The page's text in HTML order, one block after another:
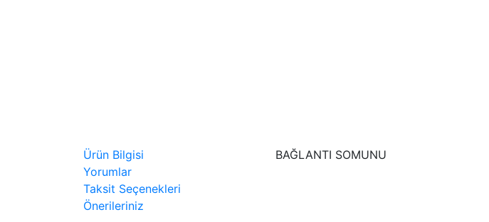
Ürün Bilgisi
Yorumlar
Taksit Seçenekleri
Önerileriniz
BAĞLANTI SOMUNU